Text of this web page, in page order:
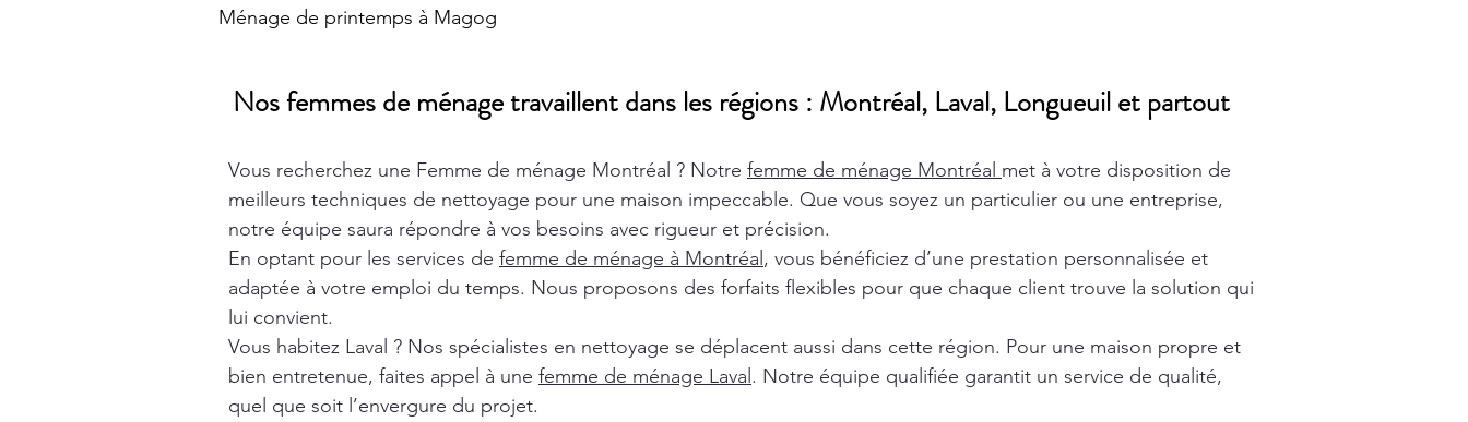
Ménage de printemps à Magog
Nos femmes de ménage travaillent dans les régions : Montréal, Laval, Longueuil et partout
Vous recherchez une Femme de ménage Montréal ? Notre femme de ménage Montréal met à votre disposition de
meilleurs techniques de nettoyage pour une maison impeccable. Que vous soyez un particulier ou une entreprise,
notre équipe saura répondre à vos besoins avec rigueur et précision.
En optant pour les services de femme de ménage à Montréal , vous bénéficiez d’une prestation personnalisée et
adaptée à votre emploi du temps. Nous proposons des forfaits flexibles pour que chaque client trouve la solution qui
lui convient.
Vous habitez Laval ? Nos spécialistes en nettoyage se déplacent aussi dans cette région. Pour une maison propre et
bien entretenue, faites appel à une femme de ménage Laval . Notre équipe qualifiée garantit un service de qualité,
quel que soit l’envergure du projet.